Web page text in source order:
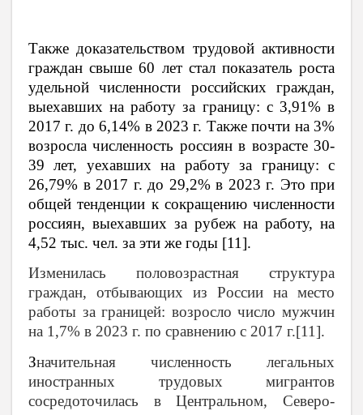
Также доказательством трудовой активности
граждан свыше 60 лет стал показатель роста
удельной численности российских граждан,
выехавших на работу за границу: с 3,91% в
2017 г. до 6,14% в 2023 г. Также почти на 3%
возросла численность россиян в возрасте 30-
39 лет, уехавших на работу за границу: с
26,79% в 2017 г. до 29,2% в 2023 г. Это при
общей тенденции к сокращению численности
россиян, выехавших за рубеж на работу, на
4,52 тыс. чел. за эти же годы [11].
Изменилась половозрастная структура
граждан, отбывающих из России на место
работы за границей: возросло число мужчин
на 1,7% в 2023 г. по сравнению с 2017 г.[11].
Значительная численность легальных
иностранных трудовых мигрантов
сосредоточилась в Центральном, Северо-